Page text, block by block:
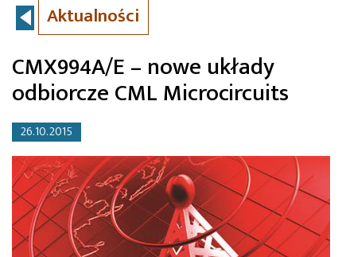
Aktualności
CMX994A/E – nowe układy
odbiorcze CML Microcircuits
26.10.2015